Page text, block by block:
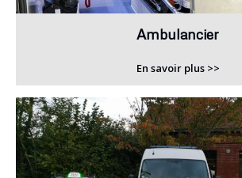
Ambulancier
En savoir plus >>